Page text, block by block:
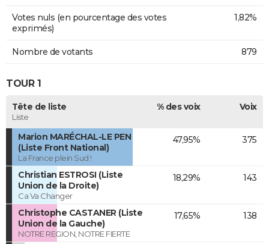
Votes nuls (en pourcentage des votes
exprimés)
1,82%
Nombre de votants 879
TOUR 1
Tête de liste
Liste
% des voix Voix
Marion MARÉCHAL-LE PEN
(Liste Front National)
La France plein Sud !
47,95% 375
Christian ESTROSI (Liste
Union de la Droite)
Ca Va Changer
18,29% 143
Christophe CASTANER (Liste
Union de la Gauche)
NOTRE REGION, NOTRE FIERTE
17,65% 138